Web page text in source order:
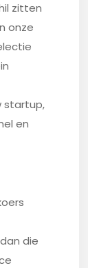
zitten
onze
startup,
en
die